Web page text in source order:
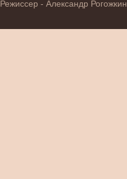
Режиссер - Александр Рогожкин